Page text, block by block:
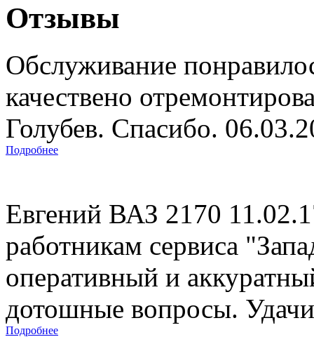
Отзывы
Обслуживание
качествено
Голубев. Спасибо.
Подробнее
Евгений ВАЗ 2170
работникам сервиса
оперативный и
дотошные вопросы. Удачи
Подробнее